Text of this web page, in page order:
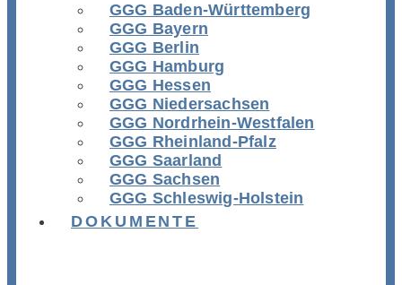
GGG Baden-Württemberg
GGG Bayern
GGG Berlin
GGG Hamburg
GGG Hessen
GGG Niedersachsen
GGG Nordrhein-Westfalen
GGG Rheinland-Pfalz
GGG Saarland
GGG Sachsen
GGG Schleswig-Holstein
DOKUMENTE